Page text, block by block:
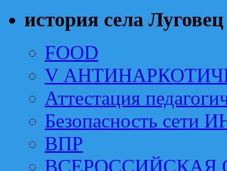
история села Луговец
FOOD
V
Аттестация
Безопасность сети
ВПР